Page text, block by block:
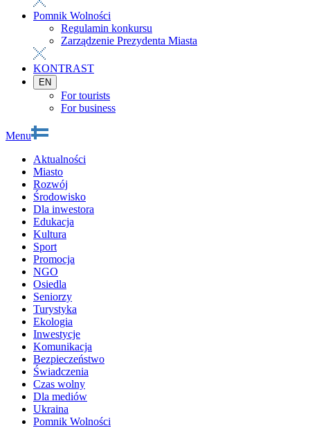
Pomnik Wolności
Regulamin konkursu
Zarządzenie Prezydenta Miasta
KONTRAST
EN
For tourists
For business
Menu
Aktualności
Miasto
Rozwój
Środowisko
Dla inwestora
Edukacja
Kultura
Sport
Promocja
NGO
Osiedla
Seniorzy
Turystyka
Ekologia
Inwestycje
Komunikacja
Bezpieczeństwo
Świadczenia
Czas wolny
Dla mediów
Ukraina
Pomnik Wolności